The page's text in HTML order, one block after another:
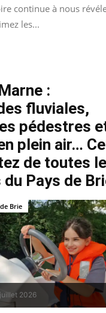
continue à nous
les...
:
fluviales,
pédestres
plein air…
de toutes
Pays de
2026
Brie